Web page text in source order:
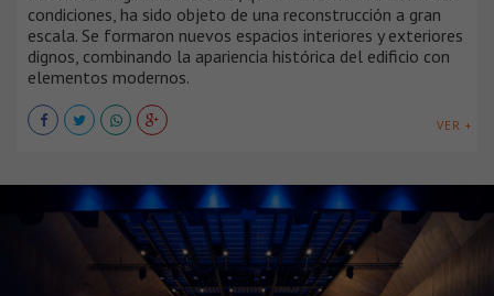
condiciones, ha sido objeto de una reconstrucción a gran
escala. Se formaron nuevos espacios interiores y exteriores
dignos, combinando la apariencia histórica del edificio con
elementos modernos.
VER +